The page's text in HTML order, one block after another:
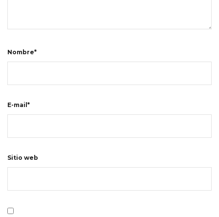
Nombre*
E-mail*
Sitio web